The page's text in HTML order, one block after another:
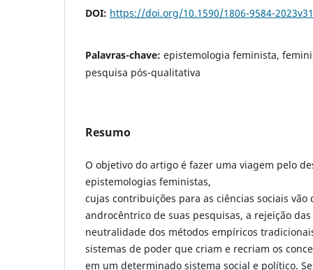
DOI: https://doi.org/10.1590/1806-9584-
Palavras-chave: epistemologia feminista,
pesquisa pós-qualitativa
Resumo
O objetivo do artigo é fazer uma viagem pelo
epistemologias feministas,
cujas contribuições para as ciências sociais vão
androcêntrico de suas pesquisas, a rejeição
neutralidade dos métodos empíricos
sistemas de poder que criam e recriam os
em um determinado sistema social e político.